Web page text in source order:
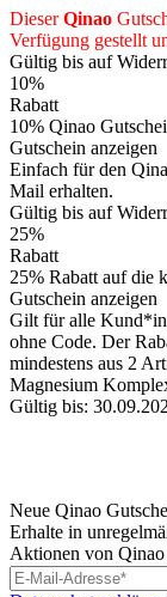
DieserQinao
Verfügung gestellt
Gültig bis auf
10%
Rabatt
10% Qinao
Gutschein anzeigen
Einfach für den
Mail erhalten.
Gültig bis auf
25%
Rabatt
25% Rabatt auf die
Gutschein anzeigen
Gilt für alle
ohne Code. Der
mindestens aus 2
Magnesium
Gültig bis:
Neue Qinao
Erhalte in
Aktionen von